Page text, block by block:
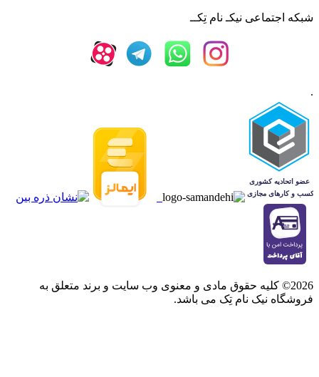
شبکه‌ اجتماعی نیکـ نام تِکــ
.
2026© کلیه حقوق مادی و معنوی وب سایت و برند متعلق به
فروشگاه نیک نام تِک می باشد.